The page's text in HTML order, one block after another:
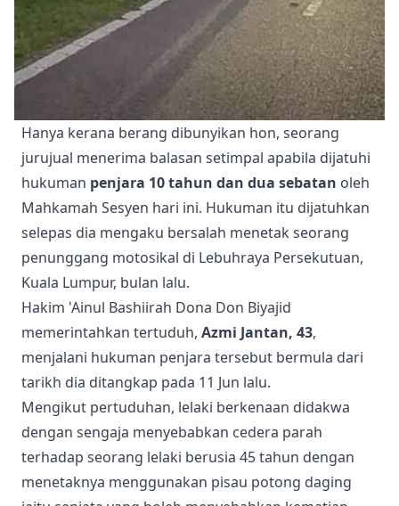
Hanya kerana berang dibunyikan hon, seorang
jurujual menerima balasan setimpal apabila dijatuhi
hukuman penjara 10 tahun dan dua sebatan oleh
Mahkamah Sesyen hari ini. Hukuman itu dijatuhkan
selepas dia mengaku bersalah menetak seorang
penunggang motosikal di Lebuhraya Persekutuan,
Kuala Lumpur, bulan lalu.
Hakim 'Ainul Bashiirah Dona Don Biyajid
memerintahkan tertuduh, Azmi Jantan, 43,
menjalani hukuman penjara tersebut bermula dari
tarikh dia ditangkap pada 11 Jun lalu.
Mengikut pertuduhan, lelaki berkenaan didakwa
dengan sengaja menyebabkan cedera parah
terhadap seorang lelaki berusia 45 tahun dengan
menetaknya menggunakan pisau potong daging